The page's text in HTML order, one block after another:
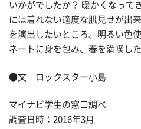
いかがでしたか？ 暖かくなって
には着れない適度な肌見せが出
を演出したいところ。明るい色
ネートに身を包み、春を満喫し
●文 ロックスター小島
マイナビ学生の窓口調べ
調査日時：2016年3月